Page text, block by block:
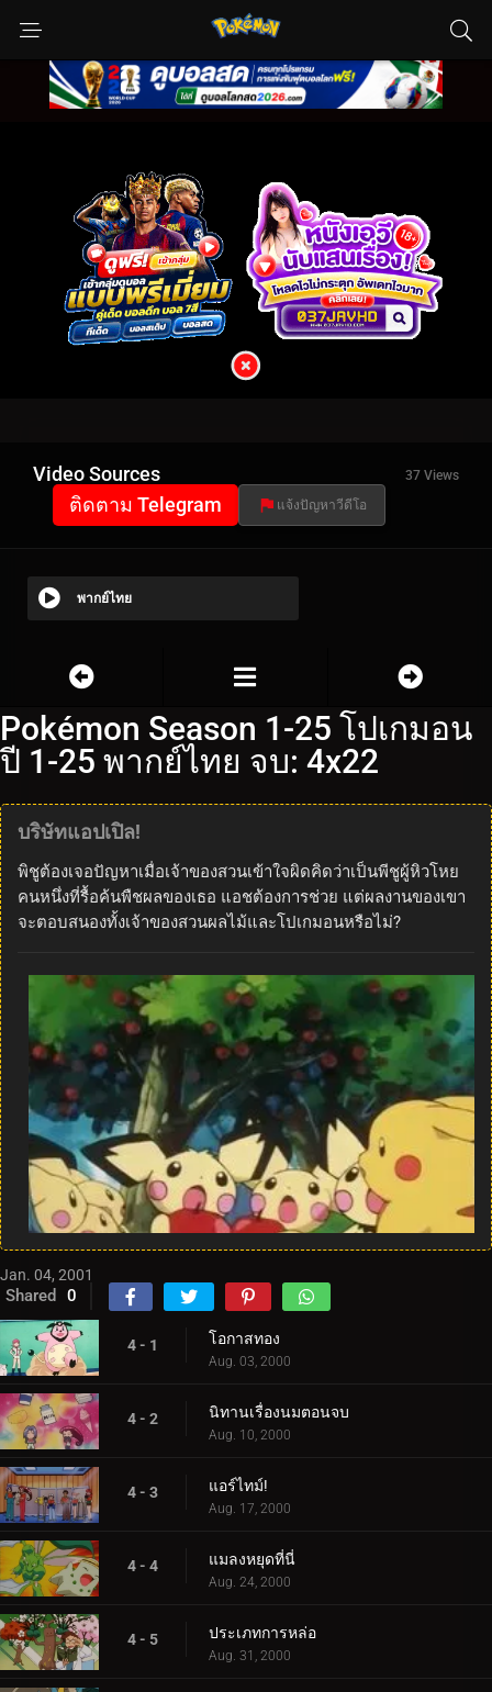
Video Sources 37 Views
ติดตาม Telegram แจ้งปัญหาวีดีโอ
พากย์ไทย
Pokémon Season 1-25 โปเกมอน
ปี 1-25 พากย์ไทย จบ: 4x22
บริษัทแอปเปิล!
พิชูต้องเจอปัญหาเมื่อเจ้าของสวนเข้าใจผิดคิดว่าเป็นพีชูผู้หิวโหย
คนหนึ่งที่รื้อค้นพืชผลของเธอ แอชต้องการช่วย แต่ผลงานของเขา
จะตอบสนองทั้งเจ้าของสวนผลไม้และโปเกมอนหรือไม่?
Jan. 04, 2001
Shared 0
4 - 1 โอกาสทอง
Aug. 03, 2000
4 - 2 นิทานเรื่องนมตอนจบ
Aug. 10, 2000
4 - 3 แอร์ไทม์!
Aug. 17, 2000
4 - 4 แมลงหยุดที่นี่
Aug. 24, 2000
4 - 5 ประเภทการหล่อ
Aug. 31, 2000